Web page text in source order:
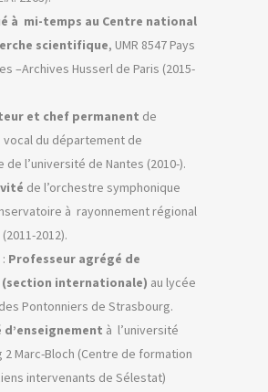
à mi-temps au Centre national
scientifique, UMR 8547 Pays
–Archives Husserl de Paris (2015-
et chef permanent de
vocal du département de
de l’université de Nantes (2010-).
de l’orchestre symphonique
à rayonnement régional
2012).
Professeur agrégé de
internationale) au lycée
Pontonniers de Strasbourg.
d’enseignement à l’université
Marc-Bloch (Centre de formation
intervenants de Sélestat)